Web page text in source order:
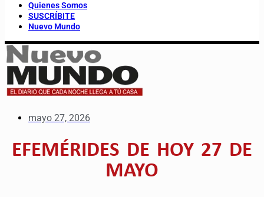
Quienes Somos
SUSCRÍBITE
Nuevo Mundo
mayo 27, 2026
EFEMÉRIDES DE HOY 27 DE
MAYO